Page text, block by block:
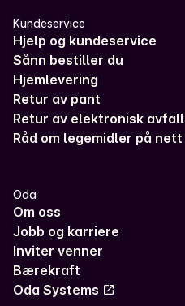
Kundeservice
Hjelp og kundeservice
Sånn bestiller du
Hjemlevering
Retur av pant
Retur av elektronisk avfall
Råd om legemidler på nett
Oda
Om oss
Jobb og karriere
Inviter venner
Bærekraft
Oda Systems